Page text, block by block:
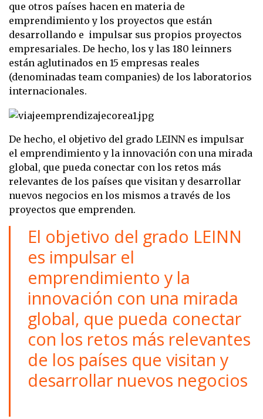
que otros países hacen en materia de
emprendimiento y los proyectos que están
desarrollando e impulsar sus propios proyectos
empresariales. De hecho, los y las 180 leinners
están aglutinados en 15 empresas reales
(denominadas team companies) de los laboratorios
internacionales.
De hecho, el objetivo del grado LEINN es impulsar
el emprendimiento y la innovación con una mirada
global, que pueda conectar con los retos más
relevantes de los países que visitan y desarrollar
nuevos negocios en los mismos a través de los
proyectos que emprenden.
El objetivo del grado LEINN
es impulsar el
emprendimiento y la
innovación con una mirada
global, que pueda conectar
con los retos más relevantes
de los países que visitan y
desarrollar nuevos negocios